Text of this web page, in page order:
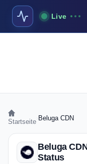
Live
Startseite Beluga CDN
Beluga
Status